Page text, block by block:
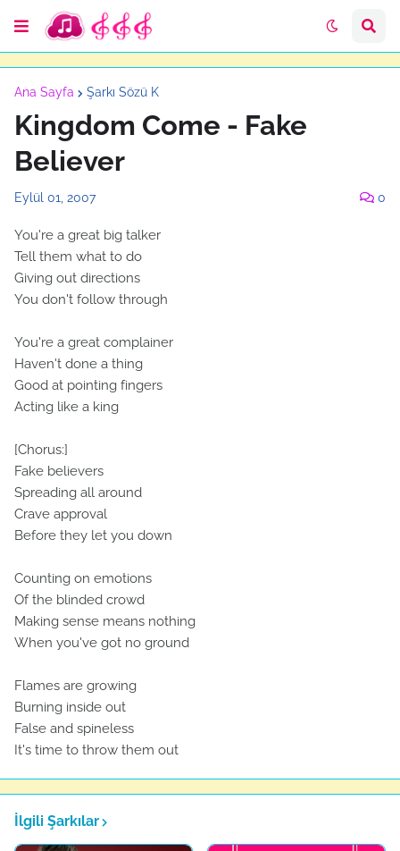
Ana Sayfa Şarkı Sözü K
Kingdom Come - Fake
Believer
Eylül 01, 2007 0
You're a great big talker
Tell them what to do
Giving out directions
You don't follow through
You're a great complainer
Haven't done a thing
Good at pointing fingers
Acting like a king
[Chorus:]
Fake believers
Spreading all around
Crave approval
Before they let you down
Counting on emotions
Of the blinded crowd
Making sense means nothing
When you've got no ground
Flames are growing
Burning inside out
False and spineless
It's time to throw them out
İlgili Şarkılar